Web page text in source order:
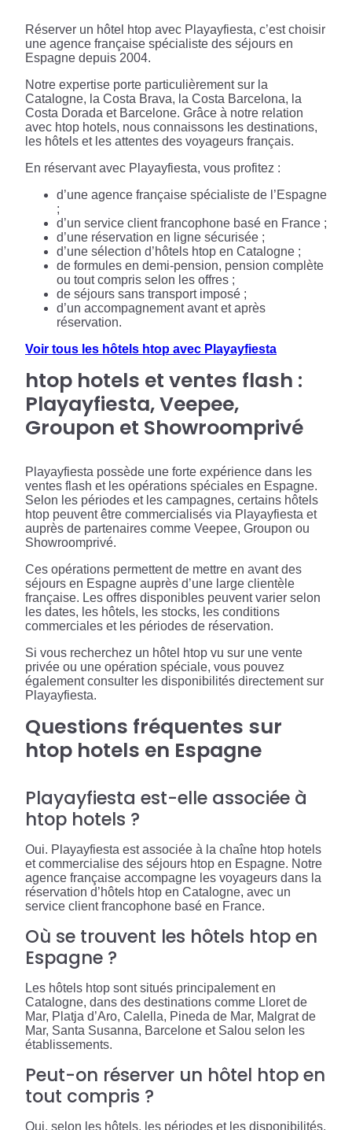
Réserver un hôtel htop avec Playayfiesta, c’est choisir
une agence française spécialiste des séjours en
Espagne depuis 2004.
Notre expertise porte particulièrement sur la
Catalogne, la Costa Brava, la Costa Barcelona, la
Costa Dorada et Barcelone. Grâce à notre relation
avec htop hotels, nous connaissons les destinations,
les hôtels et les attentes des voyageurs français.
En réservant avec Playayfiesta, vous profitez :
d’une agence française spécialiste de l’Espagne
;
d’un service client francophone basé en France ;
d’une réservation en ligne sécurisée ;
d’une sélection d’hôtels htop en Catalogne ;
de formules en demi-pension, pension complète
ou tout compris selon les offres ;
de séjours sans transport imposé ;
d’un accompagnement avant et après
réservation.
Voir tous les hôtels htop avec Playayfiesta
htop hotels et ventes flash :
Playayfiesta, Veepee,
Groupon et Showroomprivé
Playayfiesta possède une forte expérience dans les
ventes flash et les opérations spéciales en Espagne.
Selon les périodes et les campagnes, certains hôtels
htop peuvent être commercialisés via Playayfiesta et
auprès de partenaires comme Veepee, Groupon ou
Showroomprivé.
Ces opérations permettent de mettre en avant des
séjours en Espagne auprès d’une large clientèle
française. Les offres disponibles peuvent varier selon
les dates, les hôtels, les stocks, les conditions
commerciales et les périodes de réservation.
Si vous recherchez un hôtel htop vu sur une vente
privée ou une opération spéciale, vous pouvez
également consulter les disponibilités directement sur
Playayfiesta.
Questions fréquentes sur
htop hotels en Espagne
Playayfiesta est-elle associée à
htop hotels ?
Oui. Playayfiesta est associée à la chaîne htop hotels
et commercialise des séjours htop en Espagne. Notre
agence française accompagne les voyageurs dans la
réservation d’hôtels htop en Catalogne, avec un
service client francophone basé en France.
Où se trouvent les hôtels htop en
Espagne ?
Les hôtels htop sont situés principalement en
Catalogne, dans des destinations comme Lloret de
Mar, Platja d’Aro, Calella, Pineda de Mar, Malgrat de
Mar, Santa Susanna, Barcelone et Salou selon les
établissements.
Peut-on réserver un hôtel htop en
tout compris ?
Oui, selon les hôtels, les périodes et les disponibilités.